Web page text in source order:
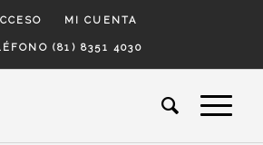
MI CUENTA
(81) 8351 4030